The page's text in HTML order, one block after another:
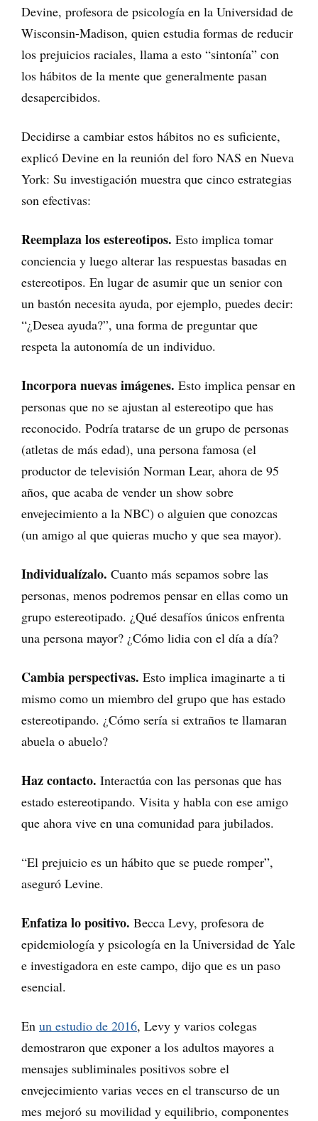
Devine, profesora de psicología en la Universidad de
Wisconsin-Madison, quien estudia formas de reducir
los prejuicios raciales, llama a esto “sintonía” con
los hábitos de la mente que generalmente pasan
desapercibidos.
Decidirse a cambiar estos hábitos no es suficiente,
explicó Devine en la reunión del foro NAS en Nueva
York: Su investigación muestra que cinco estrategias
son efectivas:
Reemplaza los estereotipos. Esto implica tomar
conciencia y luego alterar las respuestas basadas en
estereotipos. En lugar de asumir que un senior con
un bastón necesita ayuda, por ejemplo, puedes decir:
“¿Desea ayuda?”, una forma de preguntar que
respeta la autonomía de un individuo.
Incorpora nuevas imágenes. Esto implica pensar en
personas que no se ajustan al estereotipo que has
reconocido. Podría tratarse de un grupo de personas
(atletas de más edad), una persona famosa (el
productor de televisión Norman Lear, ahora de 95
años, que acaba de vender un show sobre
envejecimiento a la NBC) o alguien que conozcas
(un amigo al que quieras mucho y que sea mayor).
Individualízalo. Cuanto más sepamos sobre las
personas, menos podremos pensar en ellas como un
grupo estereotipado. ¿Qué desafíos únicos enfrenta
una persona mayor? ¿Cómo lidia con el día a día?
Cambia perspectivas. Esto implica imaginarte a ti
mismo como un miembro del grupo que has estado
estereotipando. ¿Cómo sería si extraños te llamaran
abuela o abuelo?
Haz contacto. Interactúa con las personas que has
estado estereotipando. Visita y habla con ese amigo
que ahora vive en una comunidad para jubilados.
“El prejuicio es un hábito que se puede romper”,
aseguró Levine.
Enfatiza lo positivo. Becca Levy, profesora de
epidemiología y psicología en la Universidad de Yale
e investigadora en este campo, dijo que es un paso
esencial.
En un estudio de 2016, Levy y varios colegas
demostraron que exponer a los adultos mayores a
mensajes subliminales positivos sobre el
envejecimiento varias veces en el transcurso de un
mes mejoró su movilidad y equilibrio, componentes